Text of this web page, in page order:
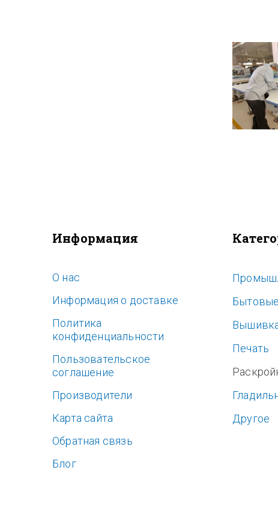
Информация
O нас
Информация о доставке
Политика
конфиденциальности
Пользовательское
соглашение
Производители
Карта сайта
Обратная связь
Блог
Бытовые
Печать
Другое